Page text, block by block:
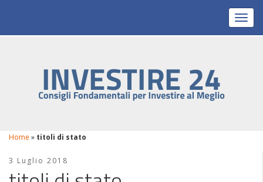
Home » titoli di stato
3 Luglio 2018